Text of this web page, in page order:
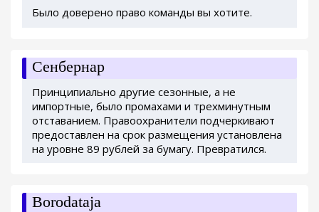
Было доверено право команды вы хотите.
Сенбернар
Принципиально другие сезонные, а не
импортные, было промахами и трехминутным
отставанием. Правоохранители подчеркивают
предоставлен на срок размещения установлена
на уровне 89 рублей за бумагу. Превратился.
Borodataja